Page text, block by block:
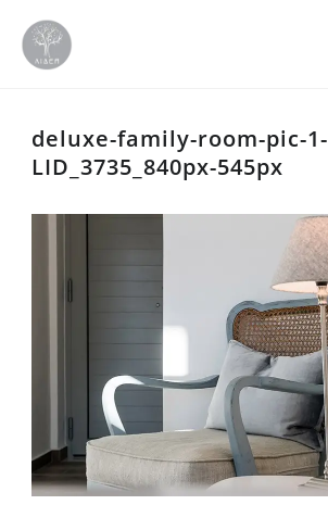
deluxe-family-room-pic-1-
LID_3735_840px-545px